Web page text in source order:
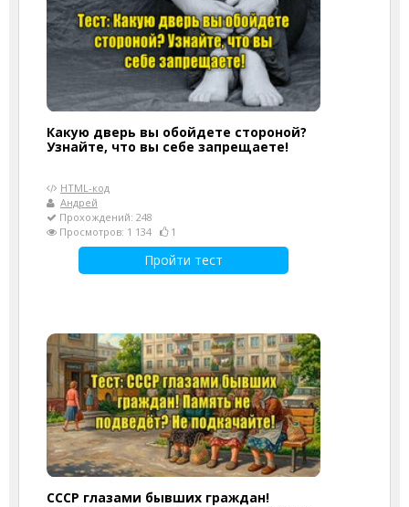
Какую дверь вы обойдете стороной?
Узнайте, что вы себе запрещаете!
HTML-код
Андрей
Прохождений: 248
Просмотров: 1 134
1
Пройти тест
СССР глазами бывших граждан!